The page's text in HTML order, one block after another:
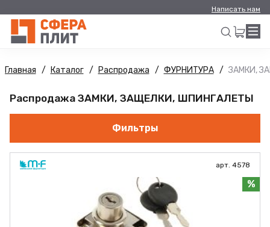
Написать нам
Искать
Главная Каталог Распродажа ФУРНИТУРА ЗАМКИ,
Распродажа ЗАМКИ, ЗАЩЕЛКИ, ШПИНГАЛЕТЫ
Фильтры
арт. 4578
%